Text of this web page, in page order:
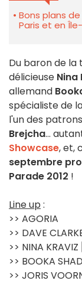
Bons plans
Paris et en
Du baron de la
délicieuse Nina
allemand
spécialiste de
l'un des
Brejcha…
Showcase, et,
septembre
Parade 2012 !
Line up :
>> AGORIA
>> DAVE
>> NINA
>> BOOKA
>> JORIS